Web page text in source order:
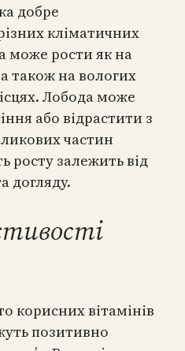
добре
кліматичних
може рости як на
а також на вологих
Лобода може
або відрастити з
частин
росту залежить від
догляду.
корисних вітамінів
позитивно